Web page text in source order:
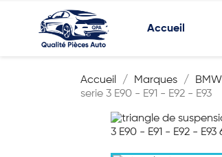
Accueil
Accueil Marques BMW
serie 3 E90 - E91 - E92 - E93